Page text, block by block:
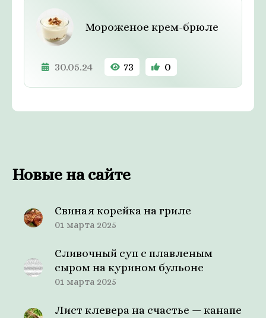
Мороженое крем-брюле
30.05.24 73 0
Новые на сайте
Свиная корейка на гриле
01 марта 2025
Сливочный суп с плавленым
сыром на курином бульоне
01 марта 2025
Лист клевера на счастье — канапе